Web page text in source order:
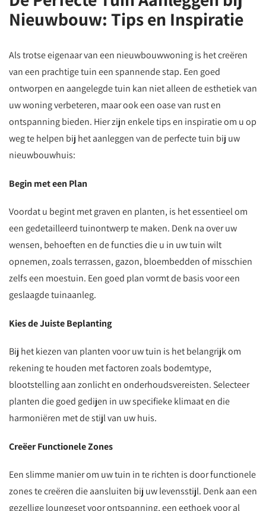
Nieuwbouw: Tips en Inspiratie
Als trotse eigenaar van een nieuwbouwwoning is het creëren
van een prachtige tuin een spannende stap. Een goed
ontworpen en aangelegde tuin kan niet alleen de esthetiek van
uw woning verbeteren, maar ook een oase van rust en
ontspanning bieden. Hier zijn enkele tips en inspiratie om u op
weg te helpen bij het aanleggen van de perfecte tuin bij uw
nieuwbouwhuis:
Begin met een Plan
Voordat u begint met graven en planten, is het essentieel om
een gedetailleerd tuinontwerp te maken. Denk na over uw
wensen, behoeften en de functies die u in uw tuin wilt
opnemen, zoals terrassen, gazon, bloembedden of misschien
zelfs een moestuin. Een goed plan vormt de basis voor een
geslaagde tuinaanleg.
Kies de Juiste Beplanting
Bij het kiezen van planten voor uw tuin is het belangrijk om
rekening te houden met factoren zoals bodemtype,
blootstelling aan zonlicht en onderhoudsvereisten. Selecteer
planten die goed gedijen in uw specifieke klimaat en die
harmoniëren met de stijl van uw huis.
Creëer Functionele Zones
Een slimme manier om uw tuin in te richten is door functionele
zones te creëren die aansluiten bij uw levensstijl. Denk aan een
gezellige loungeset voor ontspanning, een eethoek voor al